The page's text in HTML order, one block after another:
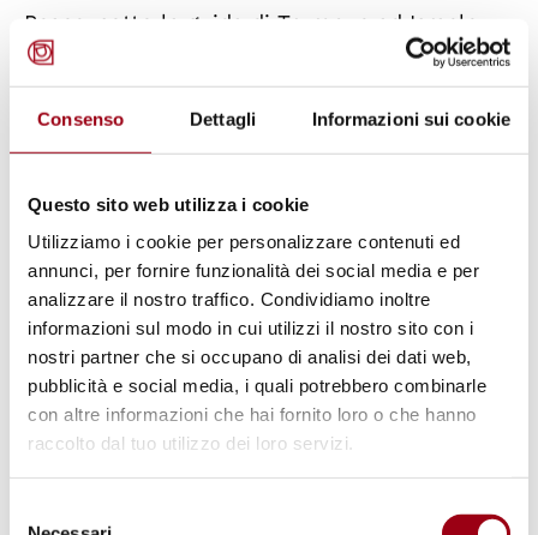
Consenso Dettagli Informazioni sui cookie
Questo sito web utilizza i cookie
Utilizziamo i cookie per personalizzare contenuti ed
annunci, per fornire funzionalità dei social media e per
analizzare il nostro traffico. Condividiamo inoltre
informazioni sul modo in cui utilizzi il nostro sito con i
nostri partner che si occupano di analisi dei dati web,
pubblicità e social media, i quali potrebbero combinarle
con altre informazioni che hai fornito loro o che hanno
raccolto dal tuo utilizzo dei loro servizi.
Peace, sotto la guida di Trump, e ad Israele,
cioè ai responsabili del genocidio, il mandato
di proteggere i civili palestinesi, prevenire
ulteriori sfollamenti, garantire la cessazione
gravi violazioni dei diritti umani, nonché di far
realizzare al popolo palestinese l’inalienabile
diritto all’autodeterminazione?
2. La Risoluzione 2830/2025 viola la Carta
delle Nazioni Unite ed è pertanto illegittima
Siamo in presenza di una violazione senza
nella Carta delle Nazioni Unite e di numerosi